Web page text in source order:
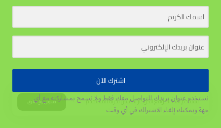
يستخدم هذا الموقع الكوكيز لتحسين تجربة المستخدم. قبول وإغلاق
اشترك الآن
نستخدم عنوان بريدك للتواصل معك فقط ولا نسمح بمشاركته مع أي
جهةويمكنك إلغاء الاشتراك في أي وقت